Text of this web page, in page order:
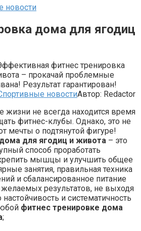
новости
дома для ягодиц
фитнес тренировка
– прокачай проблемные
Результат гарантирован!
новостиАвтор: Redactor
не всегда находится время
фитнес-клубы. Однако, это не
мечты о подтянутой фигуре!
для ягодиц и живота – это
способ проработать
мышцы и улучшить общее
занятия, правильная техника
и сбалансированное питание
результатов, не выходя
и систематичность
фитнес тренировке дома
;